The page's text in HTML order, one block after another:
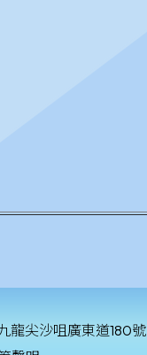
龍尖沙咀廣東道180號